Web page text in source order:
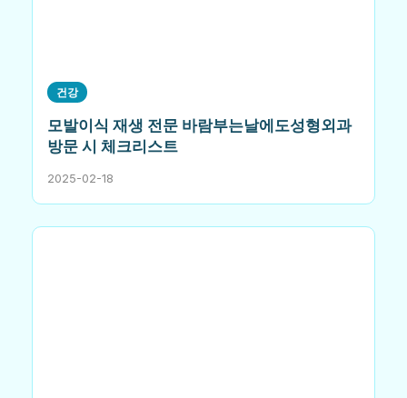
건강
모발이식 재생 전문 바람부는날에도성형외과
방문 시 체크리스트
2025-02-18